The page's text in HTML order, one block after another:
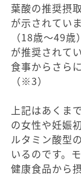
葉酸の推奨摂
が示されてい
（18歳〜49
が推奨されて
食事からさら
（※3）
上記はあくま
の女性や妊娠
ルタミン酸型
いるのです。
健康食品から